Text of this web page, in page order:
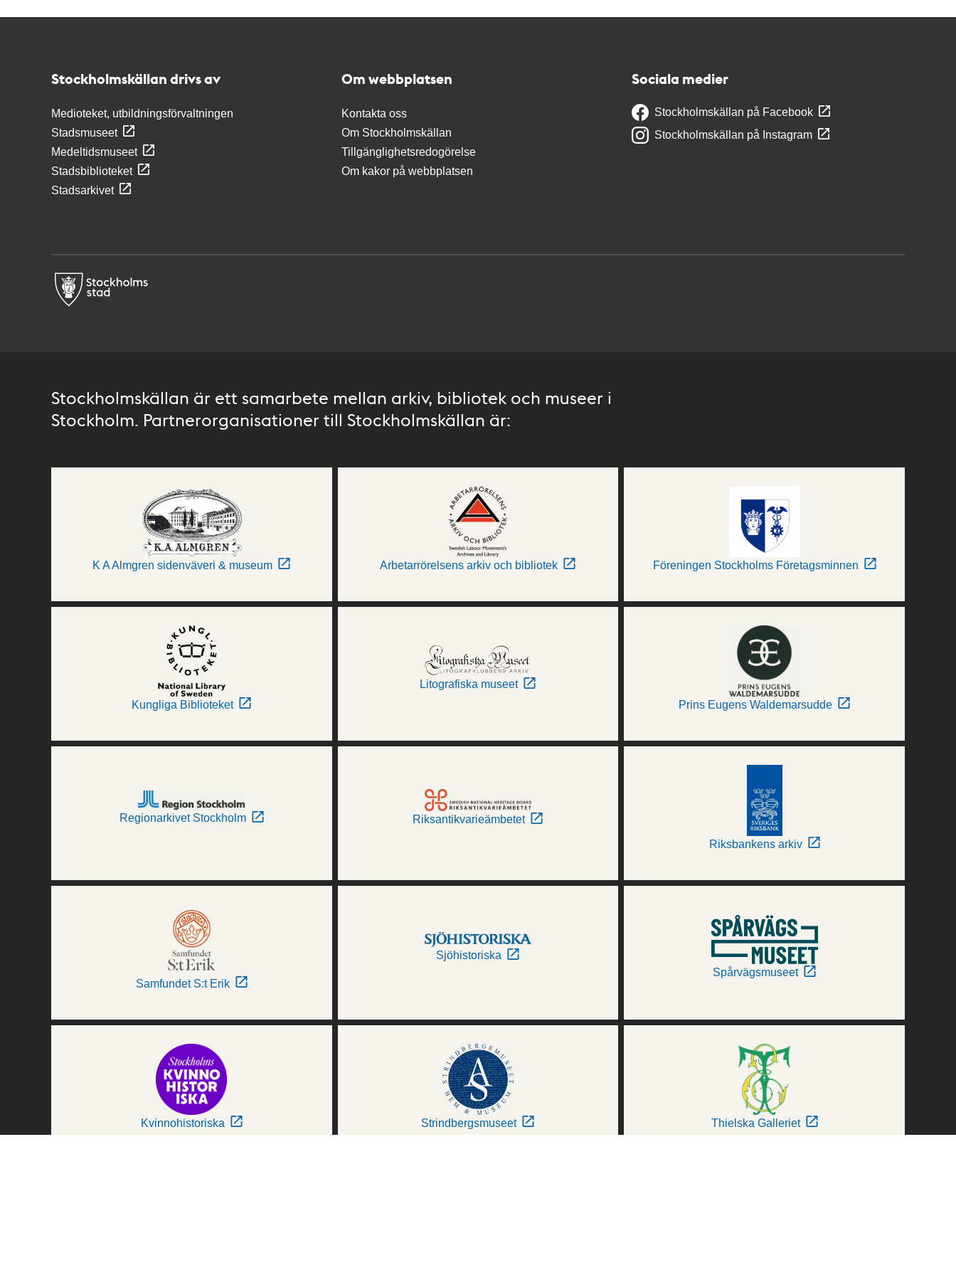
Stockholmskällan drivs av
Medioteket, utbildningsförvaltningen
Stadsmuseet
Medeltidsmuseet
Stadsbiblioteket
Stadsarkivet
Om webbplatsen
Kontakta oss
Om Stockholmskällan
Tillgänglighetsredogörelse
Om kakor på webbplatsen
Sociala medier
Stockholmskällan på Facebook
Stockholmskällan på Instagram
Stockholmskällan är ett samarbete mellan arkiv, bibliotek och museer i
Stockholm. Partnerorganisationer till Stockholmskällan är:
K A Almgren sidenväveri & museum Arbetarrörelsens arkiv och bibliotek Föreningen Stockholms Företagsminnen
Kungliga Biblioteket
Litografiska museet
Prins Eugens Waldemarsudde
Regionarkivet Stockholm Riksantikvarieämbetet
Riksbankens arkiv
Samfundet S:t Erik
Sjöhistoriska
Spårvägsmuseet
Kvinnohistoriska Strindbergsmuseet Thielska Galleriet